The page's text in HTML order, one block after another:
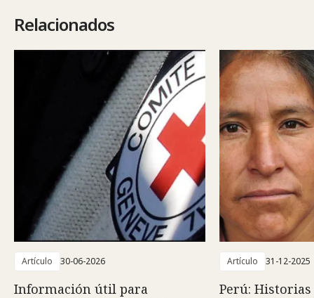
Relacionados
Artículo 30-06-2026
Información útil para
Artículo 31-12-2025
Perú: Historias